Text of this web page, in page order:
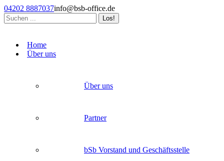
Zum
Inhalt
springen
04202 8887037info@bsb-office.de
Search:
opens
opens
opens
Home
Über uns
Über uns
Partner
bSb Vorstand und Geschäftsstelle